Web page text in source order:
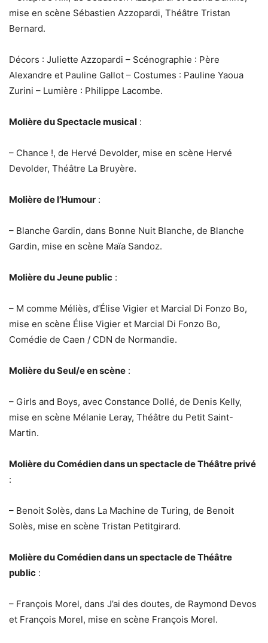
mise en scène Sébastien Azzopardi, Théâtre Tristan
Bernard.
Décors : Juliette Azzopardi – Scénographie : Père
Alexandre et Pauline Gallot – Costumes : Pauline Yaoua
Zurini – Lumière : Philippe Lacombe.
Molière du Spectacle musical :
– Chance !, de Hervé Devolder, mise en scène Hervé
Devolder, Théâtre La Bruyère.
Molière de l’Humour :
– Blanche Gardin, dans Bonne Nuit Blanche, de Blanche
Gardin, mise en scène Maïa Sandoz.
Molière du Jeune public :
– M comme Méliès, d’Élise Vigier et Marcial Di Fonzo Bo,
mise en scène Élise Vigier et Marcial Di Fonzo Bo,
Comédie de Caen / CDN de Normandie.
Molière du Seul/e en scène :
– Girls and Boys, avec Constance Dollé, de Denis Kelly,
mise en scène Mélanie Leray, Théâtre du Petit Saint-
Martin.
Molière du Comédien dans un spectacle de Théâtre privé
:
– Benoit Solès, dans La Machine de Turing, de Benoit
Solès, mise en scène Tristan Petitgirard.
Molière du Comédien dans un spectacle de Théâtre
public :
– François Morel, dans J’ai des doutes, de Raymond Devos
et François Morel, mise en scène François Morel.